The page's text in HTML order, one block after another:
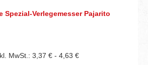
Spezial-Verlegemesser Pajarito
MwSt.: 3,37 € - 4,63 €